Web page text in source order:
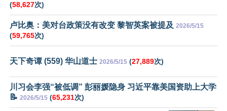
(58,627次)
卢比奥：美对台政策没有改变 黎智英案被提及 2026/5/15
(59,765次)
天下奇谭 (559) 华山道士 2026/5/15 (27,889次)
川习会李强“被低调” 彭丽媛隐身 习近平靠美国资助上大学
📝 2026/5/15 (65,231次)